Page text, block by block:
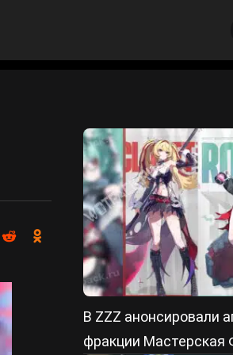
В ZZZ анонсировали
фракции Мастерская